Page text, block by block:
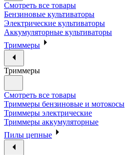
Смотреть все товары
Бензиновые культиваторы
Электрические культиваторы
Аккумуляторные культиваторы
Триммеры
Триммеры
Смотреть все товары
Триммеры бензиновые и мотокосы
Триммеры электрические
Триммеры аккумуляторные
Пилы цепные